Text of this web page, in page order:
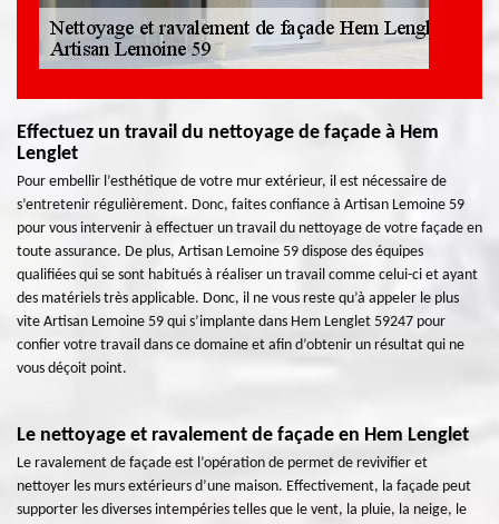
Effectuez un travail du nettoyage de façade à Hem
Lenglet
Pour embellir l’esthétique de votre mur extérieur, il est nécessaire de
s’entretenir régulièrement. Donc, faites confiance à Artisan Lemoine 59
pour vous intervenir à effectuer un travail du nettoyage de votre façade en
toute assurance. De plus, Artisan Lemoine 59 dispose des équipes
qualifiées qui se sont habitués à réaliser un travail comme celui-ci et ayant
des matériels très applicable. Donc, il ne vous reste qu’à appeler le plus
vite Artisan Lemoine 59 qui s’implante dans Hem Lenglet 59247 pour
confier votre travail dans ce domaine et afin d’obtenir un résultat qui ne
vous déçoit point.
Le nettoyage et ravalement de façade en Hem Lenglet
Le ravalement de façade est l’opération de permet de revivifier et
nettoyer les murs extérieurs d’une maison. Effectivement, la façade peut
supporter les diverses intempéries telles que le vent, la pluie, la neige, le